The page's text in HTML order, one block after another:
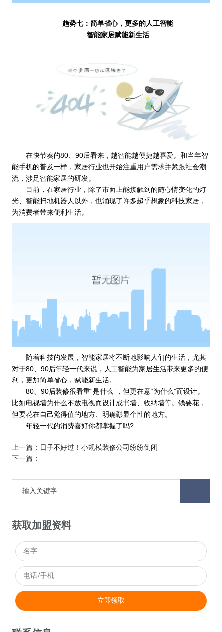
趋势七：简单省心，更多的人工智能
智能家居赋能新生活
在快节奏的80、90后看来，越智能越便捷越喜爱。和当年智
能手机的普及一样，家居行业也开始注重用户需求并紧跟社会潮
流，涉足智能家居的研发。
目前，在家居行业，除了市面上能接触到的随心情变化的灯
光、智能扫地机器人以外，也涌现了许多超乎想象的科技家居，
为消费者带来便利生活。
随着科技的发展，智能家居将不断地影响人们的生活，尤其
对于80、90后年轻一代来说，人工智能为家居生活带来更多的便
利，更加简单省心，赋能新生活。
80、90后装修很看重“是什么”，但更在意“为什么”而设计。
比如电视墙为什么不放电视而设计成书墙、收纳墙等。钱要花，
但要花在自己觉得值的地方、明确彰显个性的地方。
年轻一代的消费喜好你都掌握了吗?
上一篇：
日子不好过！小规模装修公司纷纷倒闭
下一篇：
获取加盟资料
立即领取